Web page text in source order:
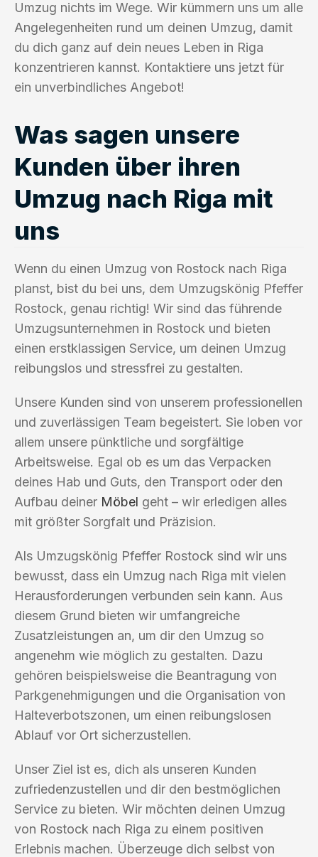
Umzug nichts im Wege. Wir kümmern uns um alle
Angelegenheiten rund um deinen Umzug, damit
du dich ganz auf dein neues Leben in Riga
konzentrieren kannst. Kontaktiere uns jetzt für
ein unverbindliches Angebot!
Was sagen unsere
Kunden über ihren
Umzug nach Riga mit
uns
Wenn du einen Umzug von Rostock nach Riga
planst, bist du bei uns, dem Umzugskönig Pfeffer
Rostock, genau richtig! Wir sind das führende
Umzugsunternehmen in Rostock und bieten
einen erstklassigen Service, um deinen Umzug
reibungslos und stressfrei zu gestalten.
Unsere Kunden sind von unserem professionellen
und zuverlässigen Team begeistert. Sie loben vor
allem unsere pünktliche und sorgfältige
Arbeitsweise. Egal ob es um das Verpacken
deines Hab und Guts, den Transport oder den
Aufbau deiner Möbel geht – wir erledigen alles
mit größter Sorgfalt und Präzision.
Als Umzugskönig Pfeffer Rostock sind wir uns
bewusst, dass ein Umzug nach Riga mit vielen
Herausforderungen verbunden sein kann. Aus
diesem Grund bieten wir umfangreiche
Zusatzleistungen an, um dir den Umzug so
angenehm wie möglich zu gestalten. Dazu
gehören beispielsweise die Beantragung von
Parkgenehmigungen und die Organisation von
Halteverbotszonen, um einen reibungslosen
Ablauf vor Ort sicherzustellen.
Unser Ziel ist es, dich als unseren Kunden
zufriedenzustellen und dir den bestmöglichen
Service zu bieten. Wir möchten deinen Umzug
von Rostock nach Riga zu einem positiven
Erlebnis machen. Überzeuge dich selbst von